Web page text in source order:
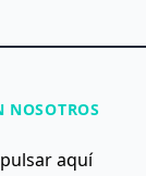
NOSOTROS
pulsar aquí